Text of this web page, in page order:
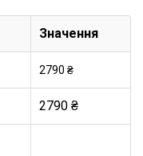
Значення
2790 ₴
2790 ₴